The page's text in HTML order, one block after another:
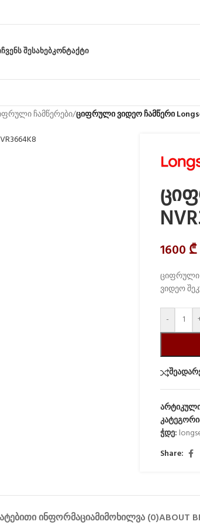
ᲩᲕᲔᲜᲡ ᲨᲔᲡᲐᲮᲔᲑᲙᲝᲜᲢᲐᲥᲢᲘ
ჩამწერები/ციფრული ვიდეო ჩამწერი
1600 ₾
ციფრული
ვიდეო
-
ჭდე:
Share:
ᲘᲜᲤᲝᲠᲛᲐᲪᲘᲐᲛᲘᲛᲝᲮᲘᲚᲕᲐ (0)ABOUT